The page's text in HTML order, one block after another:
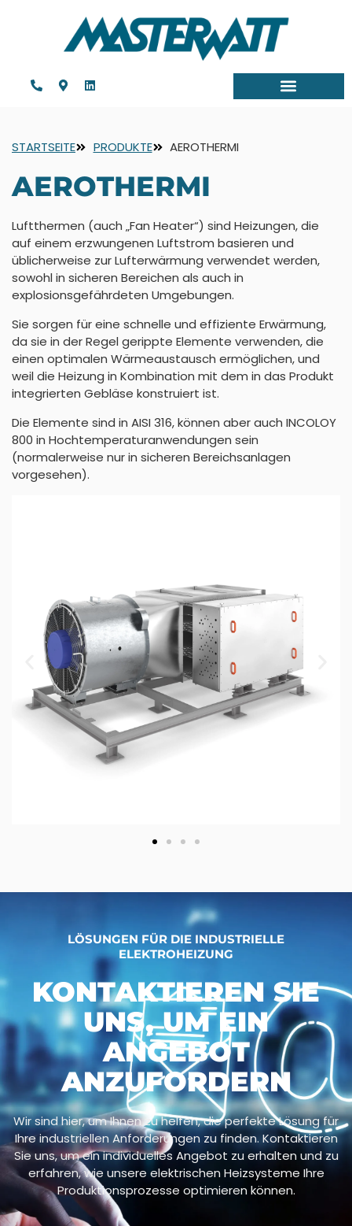
STARTSEITE PRODUKTE AEROTHERMI
AEROTHERMI
Luftthermen (auch „Fan Heater“) sind Heizungen, die
auf einem erzwungenen Luftstrom basieren und
üblicherweise zur Lufterwärmung verwendet werden,
sowohl in sicheren Bereichen als auch in
explosionsgefährdeten Umgebungen.
Sie sorgen für eine schnelle und effiziente Erwärmung,
da sie in der Regel gerippte Elemente verwenden, die
einen optimalen Wärmeaustausch ermöglichen, und
weil die Heizung in Kombination mit dem in das Produkt
integrierten Gebläse konstruiert ist.
Die Elemente sind in AISI 316, können aber auch INCOLOY
800 in Hochtemperaturanwendungen sein
(normalerweise nur in sicheren Bereichsanlagen
vorgesehen).
LÖSUNGEN FÜR DIE INDUSTRIELLE
ELEKTROHEIZUNG
KONTAKTIEREN SIE
UNS, UM EIN
ANGEBOT
ANZUFORDERN
Wir sind hier, um Ihnen zu helfen, die perfekte Lösung für
Ihre industriellen Anforderungen zu finden. Kontaktieren
Sie uns, um ein individuelles Angebot zu erhalten und zu
erfahren, wie unsere elektrischen Heizsysteme Ihre
Produktionsprozesse optimieren können.